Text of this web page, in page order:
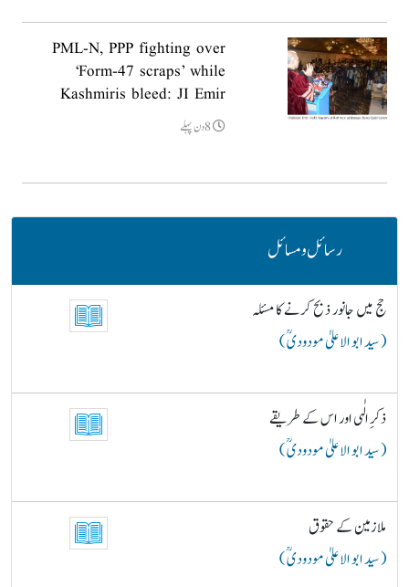
PML-N, PPP fighting over
‘Form-47 scraps’ while
Kashmiris bleed: JI Emir
8دن پہلے
رسائل و مسائل
حج میں جانور ذبح کرنے کا مسئلہ
( سید ابو الاعلیٰ مودودیؒ )
ذکرِ الٰہی اور اس کے طریقے
( سید ابو الاعلیٰ مودودیؒ )
ملازمین کے حقوق
( سید ابو الاعلیٰ مودودیؒ )